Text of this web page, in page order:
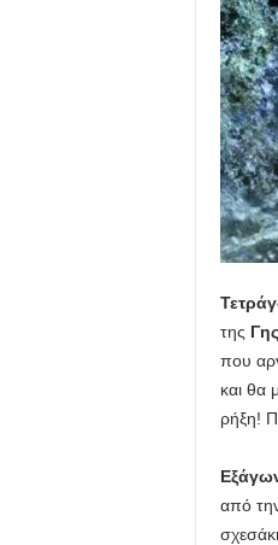
της Γης
που
και θα
ρήξη!
από